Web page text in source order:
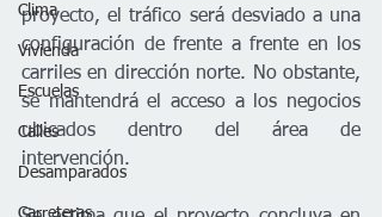
Clima
Vivienda
Escuelas
Calles
Desamparados
Carreteras
proyecto, el tráfico será desviado a una
configuración de frente a frente en los
carriles en dirección norte. No obstante,
se mantendrá el acceso a los negocios
ubicados dentro del área de
intervención.